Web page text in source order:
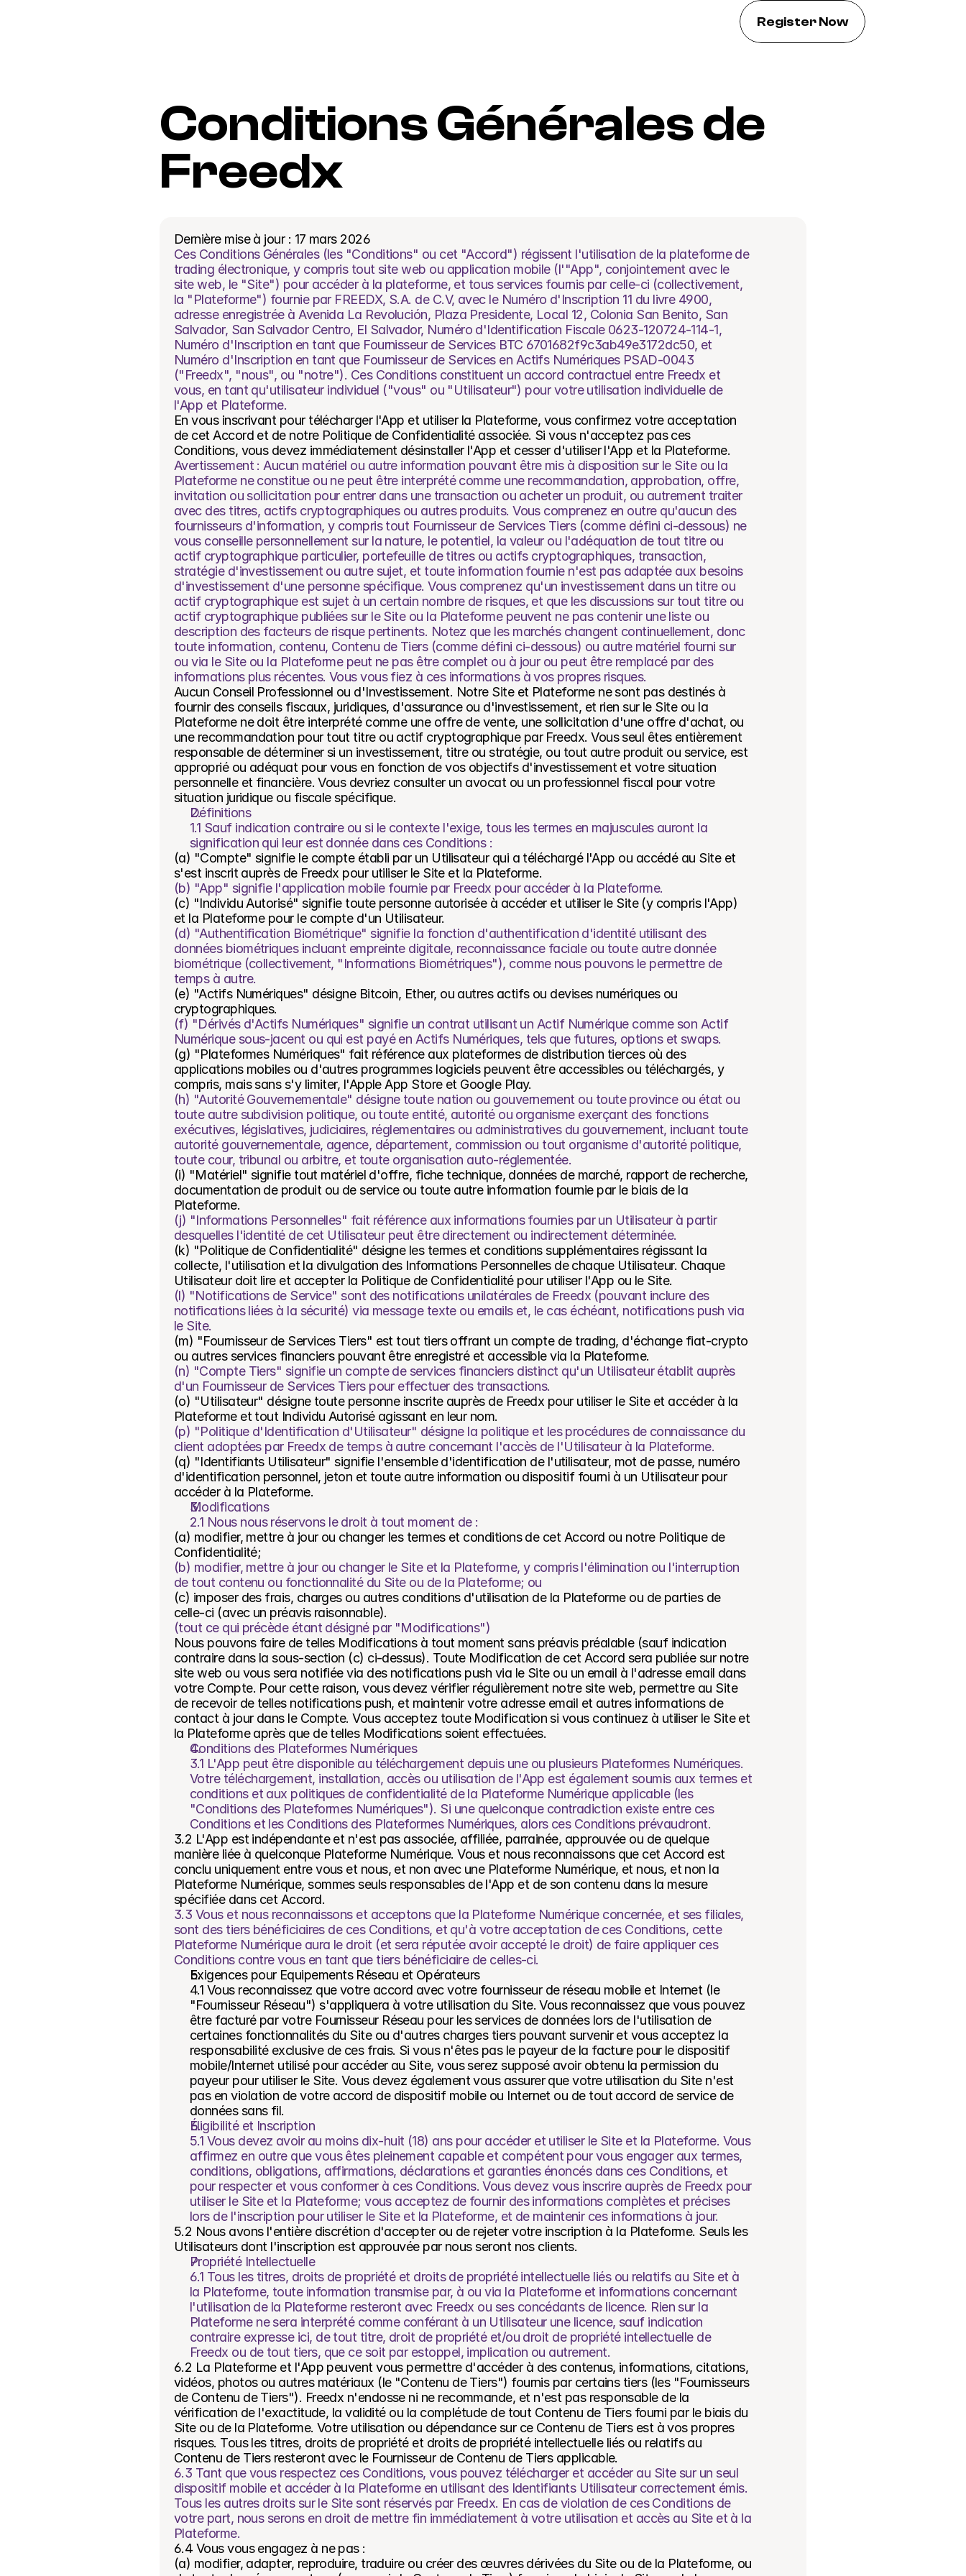
Register Now
Conditions Générales de
Freedx
Dernière mise à jour : 17 mars 2026
Ces Conditions Générales (les "Conditions" ou cet "Accord") régissent l'utilisation de la plateforme de
trading électronique, y compris tout site web ou application mobile (l'"App", conjointement avec le
site web, le "Site") pour accéder à la plateforme, et tous services fournis par celle-ci (collectivement,
la "Plateforme") fournie par FREEDX, S.A. de C.V, avec le Numéro d'Inscription 11 du livre 4900,
adresse enregistrée à Avenida La Revolución, Plaza Presidente, Local 12, Colonia San Benito, San
Salvador, San Salvador Centro, El Salvador, Numéro d'Identification Fiscale 0623-120724-114-1,
Numéro d'Inscription en tant que Fournisseur de Services BTC 6701682f9c3ab49e3172dc50, et
Numéro d'Inscription en tant que Fournisseur de Services en Actifs Numériques PSAD-0043
("Freedx", "nous", ou "notre"). Ces Conditions constituent un accord contractuel entre Freedx et
vous, en tant qu'utilisateur individuel ("vous" ou "Utilisateur") pour votre utilisation individuelle de
l'App et Plateforme.
En vous inscrivant pour télécharger l'App et utiliser la Plateforme, vous confirmez votre acceptation
de cet Accord et de notre Politique de Confidentialité associée. Si vous n'acceptez pas ces
Conditions, vous devez immédiatement désinstaller l'App et cesser d'utiliser l'App et la Plateforme.
Avertissement : Aucun matériel ou autre information pouvant être mis à disposition sur le Site ou la
Plateforme ne constitue ou ne peut être interprété comme une recommandation, approbation, offre,
invitation ou sollicitation pour entrer dans une transaction ou acheter un produit, ou autrement traiter
avec des titres, actifs cryptographiques ou autres produits. Vous comprenez en outre qu'aucun des
fournisseurs d'information, y compris tout Fournisseur de Services Tiers (comme défini ci-dessous) ne
vous conseille personnellement sur la nature, le potentiel, la valeur ou l'adéquation de tout titre ou
actif cryptographique particulier, portefeuille de titres ou actifs cryptographiques, transaction,
stratégie d'investissement ou autre sujet, et toute information fournie n'est pas adaptée aux besoins
d'investissement d'une personne spécifique. Vous comprenez qu'un investissement dans un titre ou
actif cryptographique est sujet à un certain nombre de risques, et que les discussions sur tout titre ou
actif cryptographique publiées sur le Site ou la Plateforme peuvent ne pas contenir une liste ou
description des facteurs de risque pertinents. Notez que les marchés changent continuellement, donc
toute information, contenu, Contenu de Tiers (comme défini ci-dessous) ou autre matériel fourni sur
ou via le Site ou la Plateforme peut ne pas être complet ou à jour ou peut être remplacé par des
informations plus récentes. Vous vous fiez à ces informations à vos propres risques.
Aucun Conseil Professionnel ou d'Investissement. Notre Site et Plateforme ne sont pas destinés à
fournir des conseils fiscaux, juridiques, d'assurance ou d'investissement, et rien sur le Site ou la
Plateforme ne doit être interprété comme une offre de vente, une sollicitation d'une offre d'achat, ou
une recommandation pour tout titre ou actif cryptographique par Freedx. Vous seul êtes entièrement
responsable de déterminer si un investissement, titre ou stratégie, ou tout autre produit ou service, est
approprié ou adéquat pour vous en fonction de vos objectifs d'investissement et votre situation
personnelle et financière. Vous devriez consulter un avocat ou un professionnel fiscal pour votre
situation juridique ou fiscale spécifique.
Définitions
1.1 Sauf indication contraire ou si le contexte l'exige, tous les termes en majuscules auront la
signification qui leur est donnée dans ces Conditions :
(a) "Compte" signifie le compte établi par un Utilisateur qui a téléchargé l'App ou accédé au Site et
s'est inscrit auprès de Freedx pour utiliser le Site et la Plateforme.
(b) "App" signifie l'application mobile fournie par Freedx pour accéder à la Plateforme.
(c) "Individu Autorisé" signifie toute personne autorisée à accéder et utiliser le Site (y compris l'App)
et la Plateforme pour le compte d'un Utilisateur.
(d) "Authentification Biométrique" signifie la fonction d'authentification d'identité utilisant des
données biométriques incluant empreinte digitale, reconnaissance faciale ou toute autre donnée
biométrique (collectivement, "Informations Biométriques"), comme nous pouvons le permettre de
temps à autre.
(e) "Actifs Numériques" désigne Bitcoin, Ether, ou autres actifs ou devises numériques ou
cryptographiques.
(f) "Dérivés d'Actifs Numériques" signifie un contrat utilisant un Actif Numérique comme son Actif
Numérique sous-jacent ou qui est payé en Actifs Numériques, tels que futures, options et swaps.
(g) "Plateformes Numériques" fait référence aux plateformes de distribution tierces où des
applications mobiles ou d'autres programmes logiciels peuvent être accessibles ou téléchargés, y
compris, mais sans s'y limiter, l'Apple App Store et Google Play.
(h) "Autorité Gouvernementale" désigne toute nation ou gouvernement ou toute province ou état ou
toute autre subdivision politique, ou toute entité, autorité ou organisme exerçant des fonctions
exécutives, législatives, judiciaires, réglementaires ou administratives du gouvernement, incluant toute
autorité gouvernementale, agence, département, commission ou tout organisme d'autorité politique,
toute cour, tribunal ou arbitre, et toute organisation auto-réglementée.
(i) "Matériel" signifie tout matériel d'offre, fiche technique, données de marché, rapport de recherche,
documentation de produit ou de service ou toute autre information fournie par le biais de la
Plateforme.
(j) "Informations Personnelles" fait référence aux informations fournies par un Utilisateur à partir
desquelles l'identité de cet Utilisateur peut être directement ou indirectement déterminée.
(k) "Politique de Confidentialité" désigne les termes et conditions supplémentaires régissant la
collecte, l'utilisation et la divulgation des Informations Personnelles de chaque Utilisateur. Chaque
Utilisateur doit lire et accepter la Politique de Confidentialité pour utiliser l'App ou le Site.
(l) "Notifications de Service" sont des notifications unilatérales de Freedx (pouvant inclure des
notifications liées à la sécurité) via message texte ou emails et, le cas échéant, notifications push via
le Site.
(m) "Fournisseur de Services Tiers" est tout tiers offrant un compte de trading, d'échange fiat-crypto
ou autres services financiers pouvant être enregistré et accessible via la Plateforme.
(n) "Compte Tiers" signifie un compte de services financiers distinct qu'un Utilisateur établit auprès
d'un Fournisseur de Services Tiers pour effectuer des transactions.
(o) "Utilisateur" désigne toute personne inscrite auprès de Freedx pour utiliser le Site et accéder à la
Plateforme et tout Individu Autorisé agissant en leur nom.
(p) "Politique d'Identification d'Utilisateur" désigne la politique et les procédures de connaissance du
client adoptées par Freedx de temps à autre concernant l'accès de l'Utilisateur à la Plateforme.
(q) "Identifiants Utilisateur" signifie l'ensemble d'identification de l'utilisateur, mot de passe, numéro
d'identification personnel, jeton et toute autre information ou dispositif fourni à un Utilisateur pour
accéder à la Plateforme.
Modifications
2.1 Nous nous réservons le droit à tout moment de :
(a) modifier, mettre à jour ou changer les termes et conditions de cet Accord ou notre Politique de
Confidentialité;
(b) modifier, mettre à jour ou changer le Site et la Plateforme, y compris l'élimination ou l'interruption
de tout contenu ou fonctionnalité du Site ou de la Plateforme; ou
(c) imposer des frais, charges ou autres conditions d'utilisation de la Plateforme ou de parties de
celle-ci (avec un préavis raisonnable).
(tout ce qui précède étant désigné par "Modifications")
Nous pouvons faire de telles Modifications à tout moment sans préavis préalable (sauf indication
contraire dans la sous-section (c) ci-dessus). Toute Modification de cet Accord sera publiée sur notre
site web ou vous sera notifiée via des notifications push via le Site ou un email à l'adresse email dans
votre Compte. Pour cette raison, vous devez vérifier régulièrement notre site web, permettre au Site
de recevoir de telles notifications push, et maintenir votre adresse email et autres informations de
contact à jour dans le Compte. Vous acceptez toute Modification si vous continuez à utiliser le Site et
la Plateforme après que de telles Modifications soient effectuées.
Conditions des Plateformes Numériques
3.1 L'App peut être disponible au téléchargement depuis une ou plusieurs Plateformes Numériques.
Votre téléchargement, installation, accès ou utilisation de l'App est également soumis aux termes et
conditions et aux politiques de confidentialité de la Plateforme Numérique applicable (les
"Conditions des Plateformes Numériques"). Si une quelconque contradiction existe entre ces
Conditions et les Conditions des Plateformes Numériques, alors ces Conditions prévaudront.
3.2 L'App est indépendante et n'est pas associée, affiliée, parrainée, approuvée ou de quelque
manière liée à quelconque Plateforme Numérique. Vous et nous reconnaissons que cet Accord est
conclu uniquement entre vous et nous, et non avec une Plateforme Numérique, et nous, et non la
Plateforme Numérique, sommes seuls responsables de l'App et de son contenu dans la mesure
spécifiée dans cet Accord.
3.3 Vous et nous reconnaissons et acceptons que la Plateforme Numérique concernée, et ses filiales,
sont des tiers bénéficiaires de ces Conditions, et qu'à votre acceptation de ces Conditions, cette
Plateforme Numérique aura le droit (et sera réputée avoir accepté le droit) de faire appliquer ces
Conditions contre vous en tant que tiers bénéficiaire de celles-ci.
Exigences pour Equipements Réseau et Opérateurs
4.1 Vous reconnaissez que votre accord avec votre fournisseur de réseau mobile et Internet (le
"Fournisseur Réseau") s'appliquera à votre utilisation du Site. Vous reconnaissez que vous pouvez
être facturé par votre Fournisseur Réseau pour les services de données lors de l'utilisation de
certaines fonctionnalités du Site ou d'autres charges tiers pouvant survenir et vous acceptez la
responsabilité exclusive de ces frais. Si vous n'êtes pas le payeur de la facture pour le dispositif
mobile/Internet utilisé pour accéder au Site, vous serez supposé avoir obtenu la permission du
payeur pour utiliser le Site. Vous devez également vous assurer que votre utilisation du Site n'est
pas en violation de votre accord de dispositif mobile ou Internet ou de tout accord de service de
données sans fil.
Éligibilité et Inscription
5.1 Vous devez avoir au moins dix-huit (18) ans pour accéder et utiliser le Site et la Plateforme. Vous
affirmez en outre que vous êtes pleinement capable et compétent pour vous engager aux termes,
conditions, obligations, affirmations, déclarations et garanties énoncés dans ces Conditions, et
pour respecter et vous conformer à ces Conditions. Vous devez vous inscrire auprès de Freedx pour
utiliser le Site et la Plateforme; vous acceptez de fournir des informations complètes et précises
lors de l'inscription pour utiliser le Site et la Plateforme, et de maintenir ces informations à jour.
5.2 Nous avons l'entière discrétion d'accepter ou de rejeter votre inscription à la Plateforme. Seuls les
Utilisateurs dont l'inscription est approuvée par nous seront nos clients.
Propriété Intellectuelle
6.1 Tous les titres, droits de propriété et droits de propriété intellectuelle liés ou relatifs au Site et à
la Plateforme, toute information transmise par, à ou via la Plateforme et informations concernant
l'utilisation de la Plateforme resteront avec Freedx ou ses concédants de licence. Rien sur la
Plateforme ne sera interprété comme conférant à un Utilisateur une licence, sauf indication
contraire expresse ici, de tout titre, droit de propriété et/ou droit de propriété intellectuelle de
Freedx ou de tout tiers, que ce soit par estoppel, implication ou autrement.
6.2 La Plateforme et l'App peuvent vous permettre d'accéder à des contenus, informations, citations,
vidéos, photos ou autres matériaux (le "Contenu de Tiers") fournis par certains tiers (les "Fournisseurs
de Contenu de Tiers"). Freedx n'endosse ni ne recommande, et n'est pas responsable de la
vérification de l'exactitude, la validité ou la complétude de tout Contenu de Tiers fourni par le biais du
Site ou de la Plateforme. Votre utilisation ou dépendance sur ce Contenu de Tiers est à vos propres
risques. Tous les titres, droits de propriété et droits de propriété intellectuelle liés ou relatifs au
Contenu de Tiers resteront avec le Fournisseur de Contenu de Tiers applicable.
6.3 Tant que vous respectez ces Conditions, vous pouvez télécharger et accéder au Site sur un seul
dispositif mobile et accéder à la Plateforme en utilisant des Identifiants Utilisateur correctement émis.
Tous les autres droits sur le Site sont réservés par Freedx. En cas de violation de ces Conditions de
votre part, nous serons en droit de mettre fin immédiatement à votre utilisation et accès au Site et à la
Plateforme.
6.4 Vous vous engagez à ne pas :
(a) modifier, adapter, reproduire, traduire ou créer des œuvres dérivées du Site ou de la Plateforme, ou